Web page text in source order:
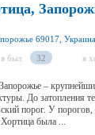
69017, Украина
я был 32 я
–
До затопления
порог. У
была ...